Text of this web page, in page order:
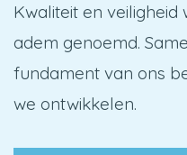
Kwaliteit en veiligheid
adem genoemd.
fundament van ons
we ontwikkelen.